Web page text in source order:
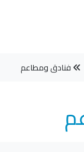
فنادق ومطاعم